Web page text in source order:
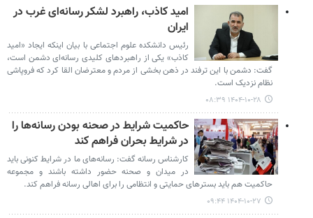
امید کاذب، راهبرد لشکر رسانه‌ای غرب در
ایران
رئیس دانشکده علوم اجتماعی با بیان اینکه ایجاد «امید
کاذب» یکی از راهبردهای کلیدی رسانه‌ای دشمن است،
گفت: دشمن با این ترفند در ذهن بخشی از مردم و معترضان القا کرد که فروپاشی
نظام نزدیک است.
۱۴۰۴-۱۰-۲۸ ۰۸:۳۹
حاکمیت شرایط در صحنه بودن رسانه‌ها را
در شرایط بحران فراهم کند
کارشناس رسانه گفت: رسانه‌های ما در شرایط کنونی باید
در میدان و صحنه حضور داشته باشند و مجموعه
حاکمیت هم باید بسترهای حمایتی و انتظامی را برای اهالی رسانه فراهم کند.
۱۴۰۴-۱۰-۲۷ ۰۹:۴۴